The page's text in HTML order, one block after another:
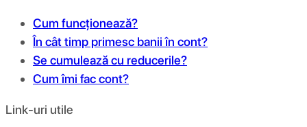
Cum funcționează?
În cât timp primesc banii în cont?
Se cumulează cu reducerile?
Cum îmi fac cont?
Link-uri utile